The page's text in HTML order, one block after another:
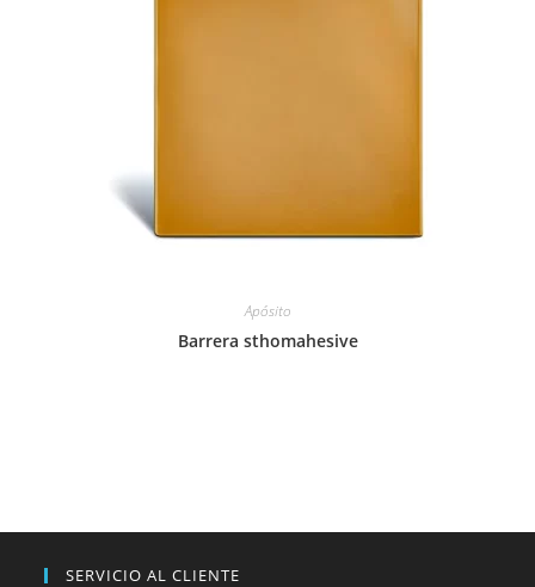
Apósito
Barrera sthomahesive
SERVICIO AL CLIENTE